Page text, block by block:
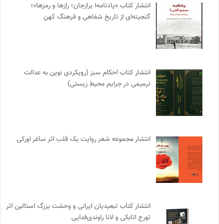
انتشار کتاب «یادنامه۱ برازجان؛ رازها و رمزها»؛
گنجینه‌ای از تاریخ شفاهی و فرهنگ کهن
انتشار کتاب احکام سبز (رویکردی نوین به عدالت
ترمیمی در جرایم محیط‌ زیستی)
انتشار مجموعه شعر روایت یک قلب اثر ساغر اورکی
انتشار کتاب تبعیدیان ایرانی و وحشت بزرگ استالین اثر
تورج اتابکی و لانا راوندی‌فدایی